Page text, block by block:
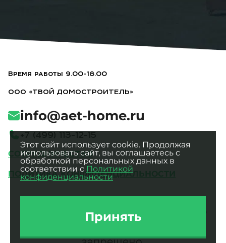
Время работы 9.00-18.00
ООО «ТВОЙ ДОМОСТРОИТЕЛЬ»
СОТРУДНИЧЕСТВО
ПОЛИТИКА КОНФИДЕНЦИАЛЬНОСТИ
info@aet-home.ru
интеллектуальной собственностью
ООО «ТВОЙ ДОМОСТРОИТЕЛЬ».
Этот сайт использует cookie. Продолжая
использовать сайт, вы соглашаетесь с
обработкой персональных данных в
соответствии с Политикой
конфиденциальности
Принять